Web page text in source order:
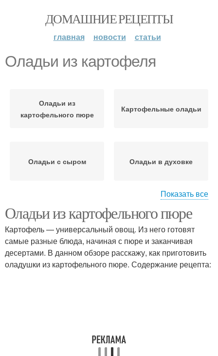
ДОМАШНИЕ РЕЦЕПТЫ
главная новости статьи
Оладьи из картофеля
Оладьи из
картофельного пюре
Картофельные оладьи
Оладьи с сыром Оладьи в духовке
Оладьи без яиц Оладьи без муки
Оладьи из пюре
Ингредиенты для
Показать все
Оладьи из картофельного пюре
Картофель — универсальный овощ. Из него готовят
самые разные блюда, начиная с пюре и заканчивая
десертами. В данном обзоре расскажу, как приготовить
оладушки из картофельного пюре. Содержание рецепта: